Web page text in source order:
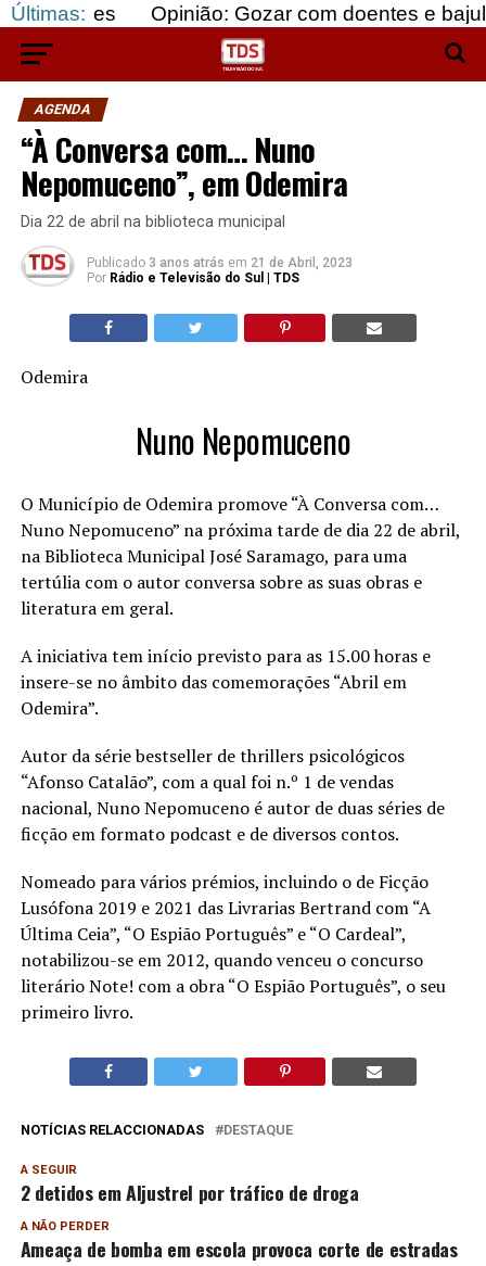
Últimas:
Opinião: Gozar com doentes e bajular os fortes…
AGENDA
“À Conversa com… Nuno
Nepomuceno”, em Odemira
Dia 22 de abril na biblioteca municipal
Publicado 3 anos atrás em 21 de Abril, 2023
Por Rádio e Televisão do Sul | TDS
Odemira
Nuno Nepomuceno
O Município de Odemira promove “À Conversa com…
Nuno Nepomuceno” na próxima tarde de dia 22 de abril,
na Biblioteca Municipal José Saramago, para uma
tertúlia com o autor conversa sobre as suas obras e
literatura em geral.
A iniciativa tem início previsto para as 15.00 horas e
insere-se no âmbito das comemorações “Abril em
Odemira”.
Autor da série bestseller de thrillers psicológicos
“Afonso Catalão”, com a qual foi n.º 1 de vendas
nacional, Nuno Nepomuceno é autor de duas séries de
ficção em formato podcast e de diversos contos.
Nomeado para vários prémios, incluindo o de Ficção
Lusófona 2019 e 2021 das Livrarias Bertrand com “A
Última Ceia”, “O Espião Português” e “O Cardeal”,
notabilizou-se em 2012, quando venceu o concurso
literário Note! com a obra “O Espião Português”, o seu
primeiro livro.
NOTÍCIAS RELACCIONADAS DESTAQUE
A SEGUIR
2 detidos em Aljustrel por tráfico de droga
A NÃO PERDER
Ameaça de bomba em escola provoca corte de estradas